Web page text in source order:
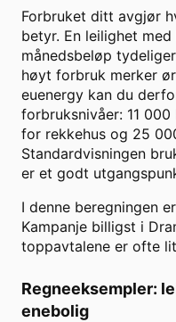
Forbruket ditt avgjør
betyr. En leilighet
månedsbeløp
høyt forbruk merker
euenergy kan du
forbruksnivåer: 11
for rekkehus og 25
Standardvisningen
er et godt
I denne beregningen er
Kampanje billigst i
toppavtalene er ofte
Regneeksempler:
enebolig